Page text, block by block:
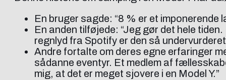
En bruger sagde: “8 % er et
En anden tilføjede: “Jeg gør det hele
regnlyd fra Spotify er den så
Andre fortalte om deres egne erfaringer
sådanne eventyr. Et medlem af
mig, at det er meget sjovere i en Model Y.”